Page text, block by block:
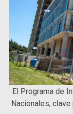
El Programa de
Nacionales,